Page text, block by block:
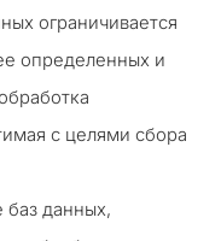
ограничивается
определенных и
с целями сбора
баз данных,